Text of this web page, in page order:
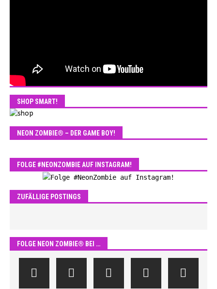
SHOP SMART!
NEON ZOMBIE® – DER GAME BOY!
FOLGE #NEONZOMBIE AUF INSTAGRAM!
ZUFÄLLIGE POSTINGS
FOLGE NEON ZOMBIE® BEI …